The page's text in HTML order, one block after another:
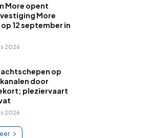
More opent
More
12 september in
2026
op
door
pleziervaart
2026